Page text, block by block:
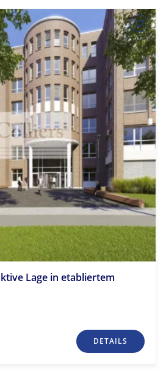
Lage in etabliertem
DETAILS